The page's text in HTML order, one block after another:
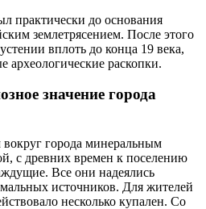
практически до основания
землетрясением. После этого
вплоть до конца 19 века,
археологические раскопки.
значение города
города минеральным
с древних времен к поселению
Все они надеялись
источников. Для жителей
несколько купален. Со